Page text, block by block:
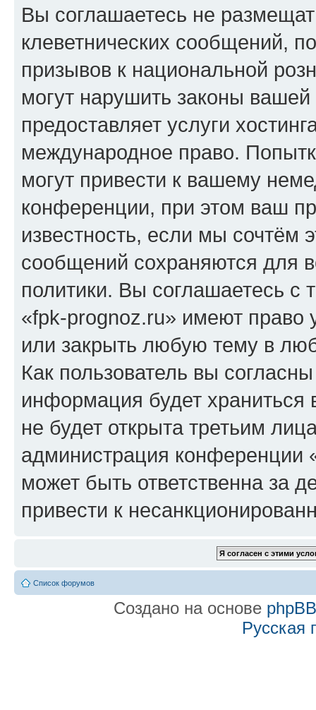
Вы соглашаетесь не
клеветнических сообщений,
призывов к национальной
могут нарушить законы
предоставляет услуги
международное право.
могут привести к вашему
конференции, при этом ваш
известность, если мы сочтём
сообщений сохраняются для
политики. Вы соглашаетесь
«fpk-prognoz.ru» имеют право
или закрыть любую тему в
Как пользователь вы
информация будет
не будет открыта третьим
администрация конференции
может быть ответственна за
привести к
Список форумов
Создано на основе phpBB
Русская